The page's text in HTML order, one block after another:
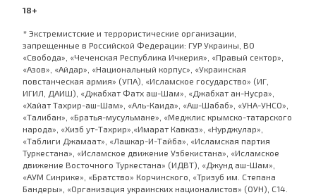
18+
* Экстремистские и террористические организации,
запрещенные в Российской Федерации: ГУР Украины, ВО
«Свобода», «Чеченская Республика Ичкерия», «Правый сектор»,
«Азов», «Айдар», «Национальный корпус», «Украинская
повстанческая армия» (УПА), «Исламское государство» (ИГ,
ИГИЛ, ДАИШ), «Джабхат Фатх аш-Шам», «Джабхат ан-Нусра»,
«Хайат Тахрир-аш-Шам», «Аль-Каида», «Аш-Шабаб», «УНА-УНСО»,
«Талибан», «Братья-мусульмане», «Меджлис крымско-татарского
народа», «Хизб ут-Тахрир»,«Имарат Кавказ», «Нурджулар»,
«Таблиги Джамаат», «Лашкар-И-Тайба», «Исламская партия
Туркестана», «Исламское движение Узбекистана», «Исламское
движение Восточного Туркестана» (ИДВТ), «Джунд аш-Шам»,
«АУМ Синрике», «Братство» Корчинского, «Тризуб им. Степана
Бандеры», «Организация украинских националистов» (ОУН), С14.